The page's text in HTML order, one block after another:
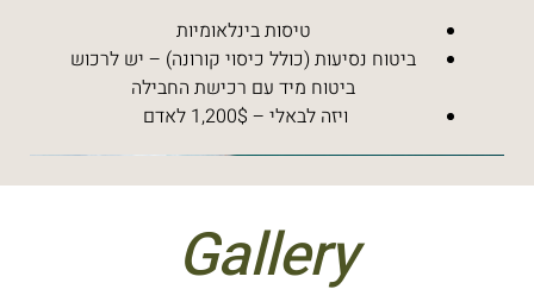
טיסות בינלאומיות
ביטוח נסיעות (כולל כיסוי קורונה) – יש לרכוש
ביטוח מיד עם רכישת החבילה
ויזה לבאלי – 1,200$ לאדם
Gallery